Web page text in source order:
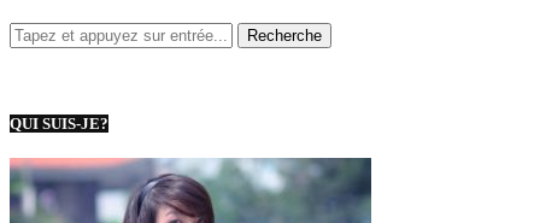
QUI SUIS-JE?